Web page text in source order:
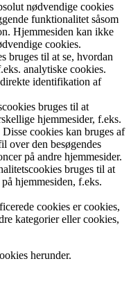
nødvendige cookies
funktionalitet såsom
Hjemmesiden kan ikke
cookies.
bruges til at se, hvordan
analytiske cookies.
identifikation af
bruges til at
hjemmesider, f.eks.
cookies kan bruges af
over den besøgendes
på andre hjemmesider.
bruges til at
hjemmesiden, f.eks.
cookies er cookies,
kategorier eller cookies,
herunder.